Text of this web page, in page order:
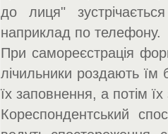
до лиця"
наприклад по телефону.
При самореєстрація
лічильники роздають
їх заповнення, а потім
Кореспондентський